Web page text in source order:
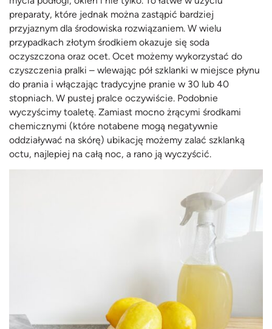
preparaty, które jednak można zastąpić bardziej
przyjaznym dla środowiska rozwiązaniem. W wielu
przypadkach złotym środkiem okazuje się soda
oczyszczona oraz ocet. Ocet możemy wykorzystać do
czyszczenia pralki – wlewając pół szklanki w miejsce płynu
do prania i włączając tradycyjne pranie w 30 lub 40
stopniach. W pustej pralce oczywiście. Podobnie
wyczyścimy toaletę. Zamiast mocno żrącymi środkami
chemicznymi (które notabene mogą negatywnie
oddziaływać na skórę) ubikację możemy zalać szklanką
octu, najlepiej na całą noc, a rano ją wyczyścić.